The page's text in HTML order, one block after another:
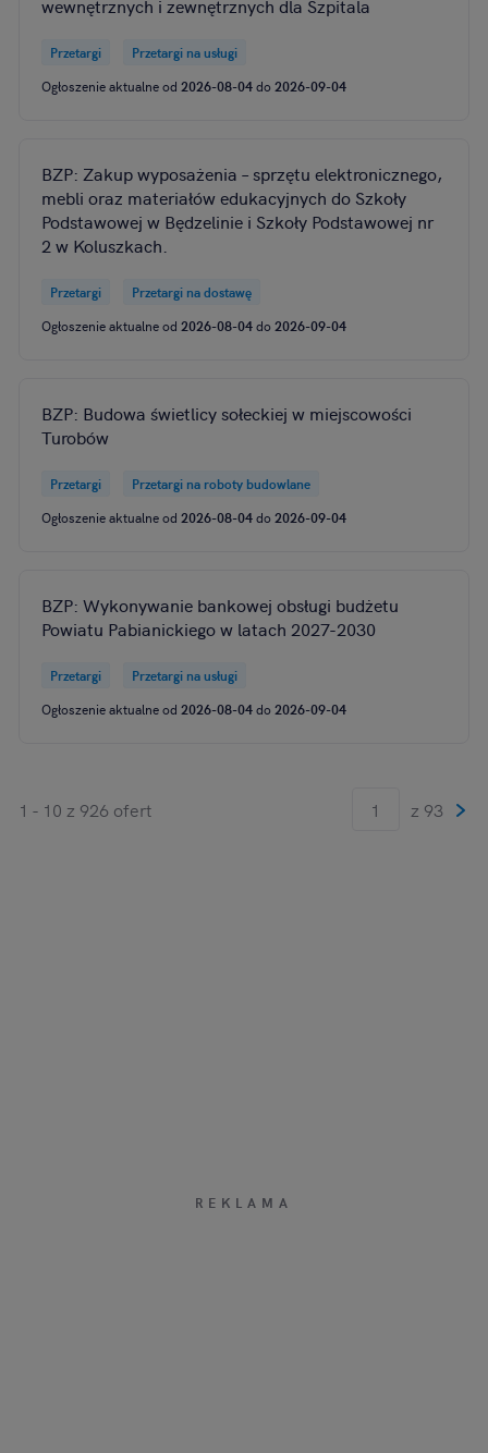
wewnętrznych i zewnętrznych dla Szpitala
Przetargi
Przetargi na usługi
Ogłoszenie aktualne od 2026-08-04do 2026-09-04
BZP: Zakup wyposażenia – sprzętu elektronicznego,
mebli oraz materiałów edukacyjnych do Szkoły
Podstawowej w Będzelinie i Szkoły Podstawowej nr
2 w Koluszkach.
Przetargi
Przetargi na dostawę
Ogłoszenie aktualne od 2026-08-04do 2026-09-04
BZP: Budowa świetlicy sołeckiej w miejscowości
Turobów
Przetargi
Przetargi na roboty budowlane
Ogłoszenie aktualne od 2026-08-04do 2026-09-04
BZP: Wykonywanie bankowej obsługi budżetu
Powiatu Pabianickiego w latach 2027-2030
Przetargi
Przetargi na usługi
Ogłoszenie aktualne od 2026-08-04do 2026-09-04
1 - 10 z 926 ofert z 93